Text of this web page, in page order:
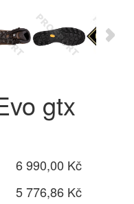
gtx
6 990,00 Kč
5 776,86 Kč